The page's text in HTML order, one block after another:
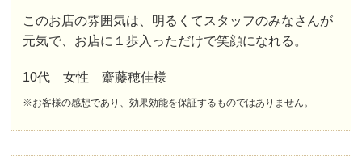
このお店の雰囲気は、明るくてスタッフのみなさんが
元気で、お店に１歩入っただけで笑顔になれる。
10代 女性 齋藤穂佳様
※お客様の感想であり、効果効能を保証するものではありません。